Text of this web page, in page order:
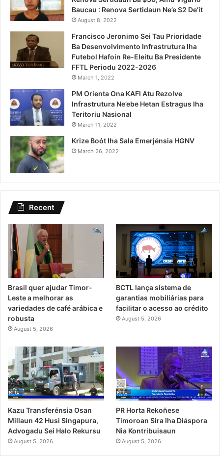
Baucau : Renova Sertidaun Ne’e $2 De’it
August 8, 2022
Francisco Jeronimo Sei Tau Prioridade
Ba Desenvolvimento Infrastrutura Iha
Futebol Hafoin Re-Eleitu Ba Presidente
FFTL Periodu 2022-2026
March 1, 2022
PM Orienta Ona KAFI Atu Rezolve
Infrastrutura Ne’ebe Hetan Estragus Iha
Teritoriu Nasional
March 11, 2022
Krize Boót Iha Sala Emerjénsia HGNV
March 26, 2022
Recent
Brasil quer ajudar Timor-
Leste a melhorar as
variedades de café arábica e
robusta
August 5, 2026
BCTL lança sistema de
garantias mobiliárias para
facilitar o acesso ao crédito
August 5, 2026
Kazu Transferénsia Osan
Millaun 42 Husi Singapura,
Advogadu Sei Halo Rekursu
August 5, 2026
PR Horta Rekoñese
Timoroan Sira Iha Diáspora
Nia Kontribuisaun
August 5, 2026